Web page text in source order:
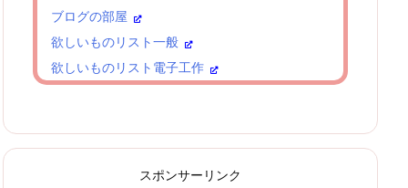
ブログの部屋
欲しいものリスト一般
欲しいものリスト電子工作
スポンサーリンク